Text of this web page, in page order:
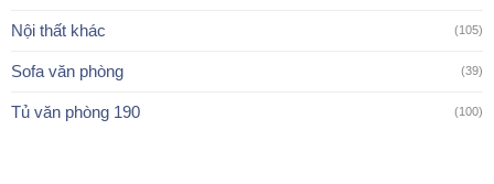
Nội thất khác (105)
Sofa văn phòng (39)
Tủ văn phòng 190 (100)